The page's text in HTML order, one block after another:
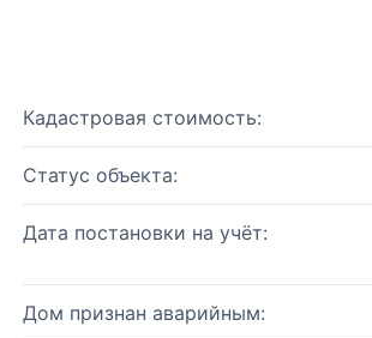
Кадастровая стоимость:
Статус объекта:
Дата постановки на учёт:
Дом признан аварийным: